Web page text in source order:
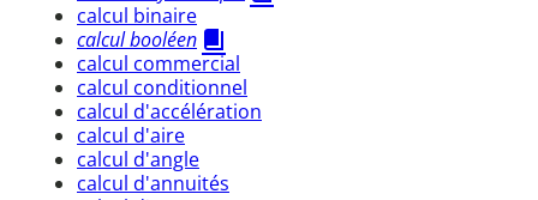
calcul binaire
calcul booléen
calcul commercial
calcul conditionnel
calcul d'accélération
calcul d'aire
calcul d'angle
calcul d'annuités